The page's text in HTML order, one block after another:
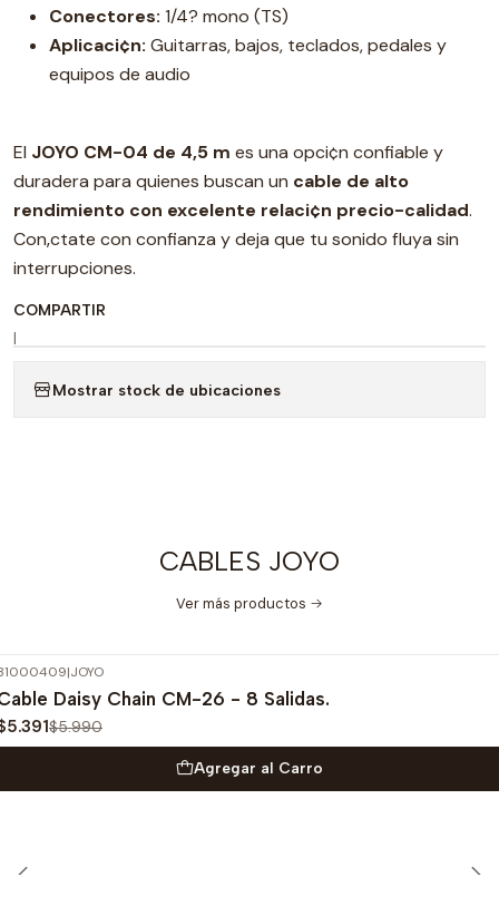
Conectores: 1/4? mono (TS)
Aplicaci¢n: Guitarras, bajos, teclados, pedales y
equipos de audio
El JOYO CM-04 de 4,5 m es una opci¢n confiable y
duradera para quienes buscan un cable de alto
rendimiento con excelente relaci¢n precio-calidad.
Con‚ctate con confianza y deja que tu sonido fluya sin
interrupciones.
COMPARTIR
|
Mostrar stock de ubicaciones
CABLES JOYO
Ver más productos
|JOYO
Daisy Chain CM-26 - 8 Salidas.
$5.990
Agregar al Carro